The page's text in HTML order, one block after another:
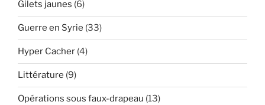
Gilets jaunes (6)
Guerre en Syrie (33)
Hyper Cacher (4)
Littérature (9)
Opérations sous faux-drapeau (13)